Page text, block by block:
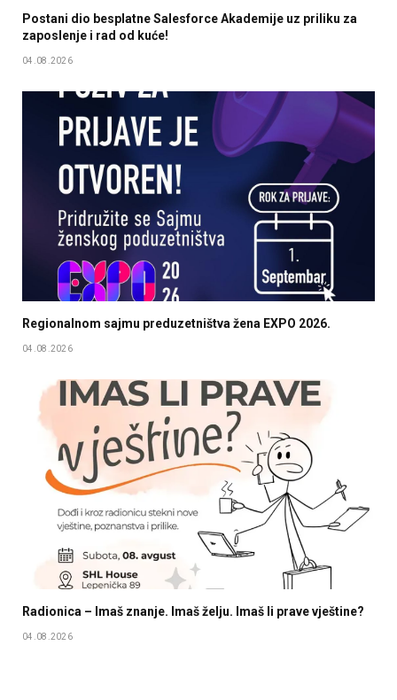
Postani dio besplatne Salesforce Akademije uz priliku za
zaposlenje i rad od kuće!
04.08.2026
Regionalnom sajmu preduzetništva žena EXPO 2026.
04.08.2026
Radionica – Imaš znanje. Imaš želju. Imaš li prave vještine?
04.08.2026